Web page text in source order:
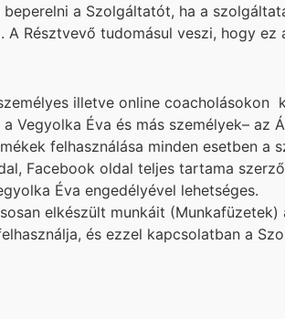
a Szolgáltatót, ha a
Résztvevő tudomásul veszi, hogy ez
illetve online
Vegyolka Éva és más személyek– az
felhasználása minden esetben a
Facebook oldal teljes tartama
Éva engedélyével lehetséges.
elkészült munkáit
és ezzel kapcsolatban a